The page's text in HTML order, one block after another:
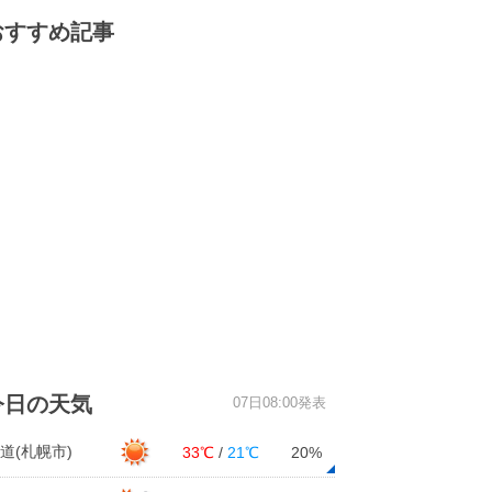
すすめ記事
日の天気 07日08:00発表
(札幌市) 33℃ / 21℃ 20%